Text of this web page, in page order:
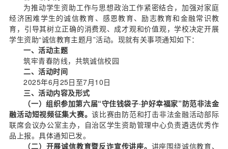
为推动学生资助工作与思想政治工作紧密结合，加强对家庭
经济困难学生的诚信教育、感恩教育、励志教育和金融常识教
育，引导其树立正确的消费观、成才观和价值观，学校决定开展
学生资助“诚信教育主题月”活动。现就有关事项通知如下：
一、活动主题
筑牢青春防线，共筑诚信校园
二、活动时间
2025年6月25日至7月10日
三、活动内容及形式
（一）组织参加第六届“守住钱袋子·护好幸福家”防范非法金
融活动短视频征集大赛。 该比赛由防范和打击非法金融活动部际
联席会议办公室主办，自治区学生资助管理中心负责遴选优秀作
品上报。具体通知已发。
（二）开展诚信教育暨反诈宣传讲座。 讲座围绕诚信教育、